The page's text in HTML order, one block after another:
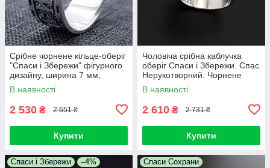
Срібне чорнене кільце-оберіг
"Спаси і Збережи" фігурного
дизайну, ширина 7 мм,
розмір 21
В наявності
2 530 ₴ 2 651 ₴
Купити
Чоловіча срібна каблучка
оберіг Спаси і Збережи. Спас
Нерукотворний. Чорнене
срібло 925
В наявності
2 610 ₴ 2 731 ₴
Купити
Спаси і Збережи
–4%
Спаси Сохрани